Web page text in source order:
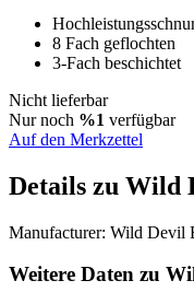
8 Fach geflochten
3-Fach beschichtet
Nicht lieferbar
Nur noch %1 verfügbar
Auf den Merkzettel
Details zu Wild
Manufacturer: Wild Devil
Weitere Daten zu